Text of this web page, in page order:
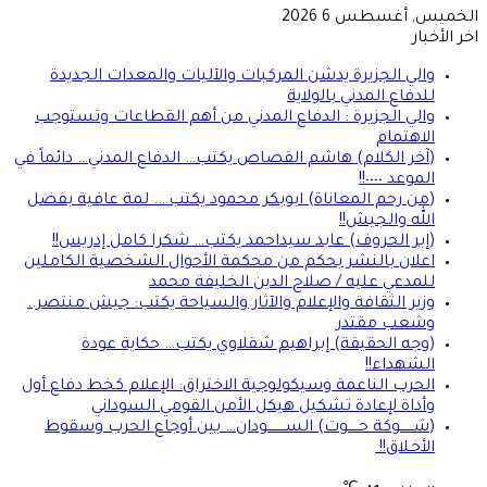
الخميس, أغسطس 6 2026
اخر الأخبار
والي الجزيرة يدشن المركبات والآليات والمعدات الجديدة
للدفاع المدني بالولاية
والي الجزيرة : الدفاع المدني من أهم القطاعات وتستوجب
الاهتمام
(آخر الكلام) هاشم القصاص يكتب… الدفاع المدني… دائماً في
الموعد ٠٠٠٠!!
(من رحم المعاناة) ابوبكر محمود يكتب…. لمة عافية بفضل
الله والجيش!!
(إبر الحروف) عابد سيداحمد يكتب… شكرا كامل إدريس!!
اعلان بالنشر بحكم من محكمة الأحوال الشخصية الكاملين
للمدعي عليه / صلاح الدين الخليفة محمد
وزير الثقافة والإعلام والآثار والسياحة يكتب: جيش منتصر..
وشعب مقتدر
(وجه الحقيقة) إبراهيم شقلاوي يكتب… حكاية عودة
الشهداء!!
الحرب الناعمة وسيكولوجية الاختراق: الإعلام كخط دفاع أول
وأداة لإعادة تشكيل هيكل الأمن القومي السوداني
(شــــــوكة حـــــوت) الســــــــودان… بين أوجاع الحرب وسقوط
الأخـلاق!!